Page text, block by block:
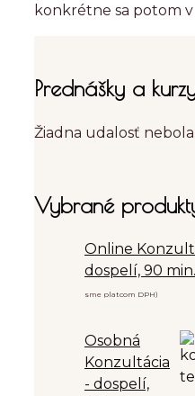
konkrétne sa potom
Prednášky a
Žiadna udalosť
Vybrané
Online
dospelí, 90 min.
sme platcom DPH)
Osobná
Konzultácia
- dospelí,